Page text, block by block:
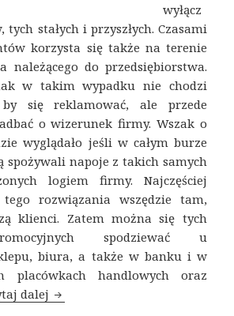
wyłącz
stałych i przyszłych. Czasami
korzysta się także na terenie
należącego do przedsiębiorstwa.
w takim wypadku nie chodzi
się reklamować, ale przede
o wizerunek firmy. Wszak o
wyglądało jeśli w całym burze
spożywali napoje z takich samych
logiem firmy. Najczęściej
rozwiązania wszędzie tam,
klienci. Zatem można się tych
spodziewać u
biura, a także w banku i w
placówkach handlowych oraz
dalej Kubki z nadrukiem